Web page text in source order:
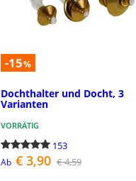
-15%
Dochthalter und Docht, 3
Varianten
VORRÄTIG
153
Ab € 3,90 € 4,59